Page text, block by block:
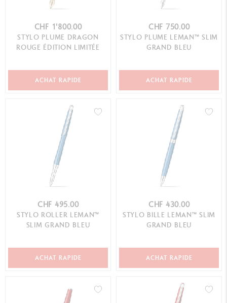
CHF 1'800.00
STYLO PLUME DRAGON
ROUGE ÉDITION LIMITÉE
ACHAT RAPIDE
CHF 750.00
STYLO PLUME LEMAN™ SLIM
GRAND BLEU
ACHAT RAPIDE
CHF 495.00
STYLO ROLLER LEMAN™
SLIM GRAND BLEU
ACHAT RAPIDE
CHF 430.00
STYLO BILLE LEMAN™ SLIM
GRAND BLEU
ACHAT RAPIDE